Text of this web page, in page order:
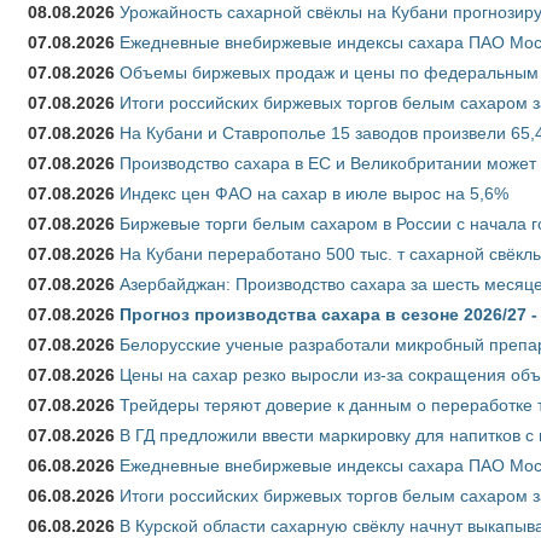
08.08.2026 Урожайность сахарной свёклы на Кубани
07.08.2026 Ежедневные внебиржевые индексы сахара ПАО
07.08.2026 Объемы биржевых продаж и цены по федеральным
07.08.2026 Итоги российских биржевых торгов белым сахаром
07.08.2026 На Кубани и Ставрополье 15 заводов произвели
07.08.2026 Производство сахара в ЕС и Великобритании
07.08.2026 Индекс цен ФАО на сахар в июле вырос на 5,6%
07.08.2026 Биржевые торги белым сахаром в России с начала
07.08.2026 На Кубани переработано 500 тыс. т сахарной
07.08.2026 Азербайджан: Производство сахара за шесть
07.08.2026 Прогноз производства сахара в сезоне 2026/
07.08.2026 Белорусские ученые разработали микробный
07.08.2026 Цены на сахар резко выросли из-за сокращения
07.08.2026 Трейдеры теряют доверие к данным о переработке
07.08.2026 В ГД предложили ввести маркировку для напитков
06.08.2026 Ежедневные внебиржевые индексы сахара ПАО
06.08.2026 Итоги российских биржевых торгов белым сахаром
06.08.2026 В Курской области сахарную свёклу начнут